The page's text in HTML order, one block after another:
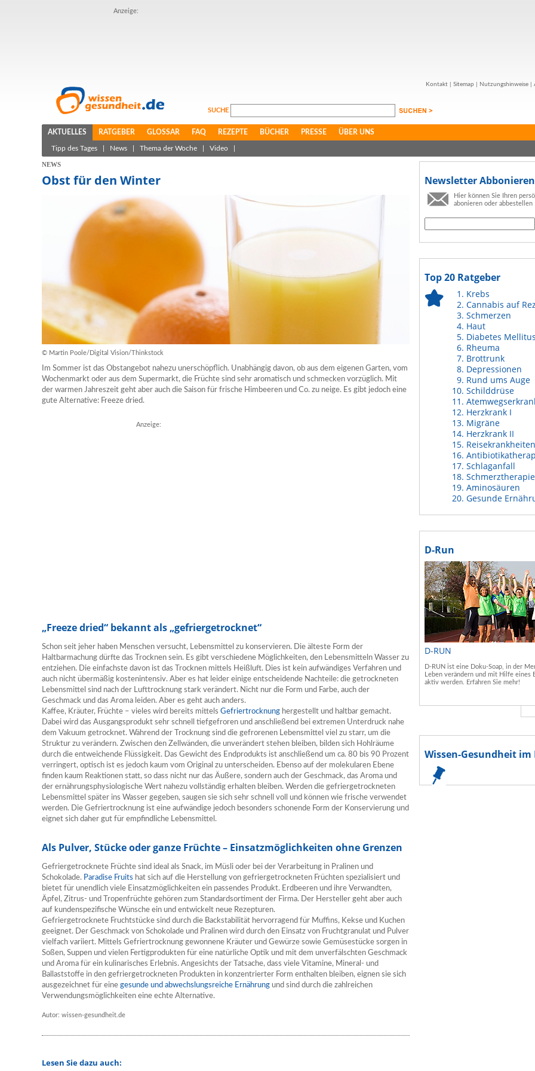
Anzeige:
Kontakt Sitemap Nutzungshinweise
SUCHE
AKTUELLES RATGEBER GLOSSAR FAQ REZEPTE BÜCHER PRESSE ÜBER UNS
Tipp des Tages News Thema der Woche Video
NEWS
Obst für den Winter
© Martin Poole/Digital Vision/Thinkstock
Im Sommer ist das Obstangebot nahezu unerschöpflich. Unabhängig davon, ob aus dem eigenen Garten, vom
Wochenmarkt oder aus dem Supermarkt, die Früchte sind sehr aromatisch und schmecken vorzüglich. Mit
der warmen Jahreszeit geht aber auch die Saison für frische Himbeeren und Co. zu neige. Es gibt jedoch eine
gute Alternative: Freeze dried.
Anzeige:
„Freeze dried“ bekannt als „gefriergetrocknet“
Schon seit jeher haben Menschen versucht, Lebensmittel zu konservieren. Die älteste Form der
Haltbarmachung dürfte das Trocknen sein. Es gibt verschiedene Möglichkeiten, den Lebensmitteln Wasser zu
entziehen. Die einfachste davon ist das Trocknen mittels Heißluft. Dies ist kein aufwändiges Verfahren und
auch nicht übermäßig kostenintensiv. Aber es hat leider einige entscheidende Nachteile: die getrockneten
Lebensmittel sind nach der Lufttrocknung stark verändert. Nicht nur die Form und Farbe, auch der
Geschmack und das Aroma leiden. Aber es geht auch anders.
Kaffee, Kräuter, Früchte – vieles wird bereits mittels Gefriertrocknung hergestellt und haltbar gemacht.
Dabei wird das Ausgangsprodukt sehr schnell tiefgefroren und anschließend bei extremen Unterdruck nahe
dem Vakuum getrocknet. Während der Trocknung sind die gefrorenen Lebensmittel viel zu starr, um die
Struktur zu verändern. Zwischen den Zellwänden, die unverändert stehen bleiben, bilden sich Hohlräume
durch die entweichende Flüssigkeit. Das Gewicht des Endprodukts ist anschließend um ca. 80 bis 90 Prozent
verringert, optisch ist es jedoch kaum vom Original zu unterscheiden. Ebenso auf der molekularen Ebene
finden kaum Reaktionen statt, so dass nicht nur das Äußere, sondern auch der Geschmack, das Aroma und
der ernährungsphysiologische Wert nahezu vollständig erhalten bleiben. Werden die gefriergetrockneten
Lebensmittel später ins Wasser gegeben, saugen sie sich sehr schnell voll und können wie frische verwendet
werden. Die Gefriertrocknung ist eine aufwändige jedoch besonders schonende Form der Konservierung und
eignet sich daher gut für empfindliche Lebensmittel.
Als Pulver, Stücke oder ganze Früchte – Einsatzmöglichkeiten ohne Grenzen
Gefriergetrocknete Früchte sind ideal als Snack, im Müsli oder bei der Verarbeitung in Pralinen und
Schokolade. Paradise Fruits hat sich auf die Herstellung von gefriergetrockneten Früchten spezialisiert und
bietet für unendlich viele Einsatzmöglichkeiten ein passendes Produkt. Erdbeeren und ihre Verwandten,
Äpfel, Zitrus- und Tropenfrüchte gehören zum Standardsortiment der Firma. Der Hersteller geht aber auch
auf kundenspezifische Wünsche ein und entwickelt neue Rezepturen.
Gefriergetrocknete Fruchtstücke sind durch die Backstabilität hervorragend für Muffins, Kekse und Kuchen
geeignet. Der Geschmack von Schokolade und Pralinen wird durch den Einsatz von Fruchtgranulat und Pulver
vielfach variiert. Mittels Gefriertrocknung gewonnene Kräuter und Gewürze sowie Gemüsestücke sorgen in
Soßen, Suppen und vielen Fertigprodukten für eine natürliche Optik und mit dem unverfälschten Geschmack
und Aroma für ein kulinarisches Erlebnis. Angesichts der Tatsache, dass viele Vitamine, Mineral- und
Ballaststoffe in den gefriergetrockneten Produkten in konzentrierter Form enthalten bleiben, eignen sie sich
ausgezeichnet für eine gesunde und abwechslungsreiche Ernährung und sind durch die zahlreichen
Verwendungsmöglichkeiten eine echte Alternative.
Autor: wissen-gesundheit.de
Lesen Sie dazu auch:
Newsletter Abbonieren
Hier können Sie Ihren
abonieren oder abbestellen
Top 20 Ratgeber
Krebs
Cannabis auf
Schmerzen
Haut
Diabetes
Rheuma
Brottrunk
Depressionen
Rund ums Auge
Schilddrüse
Herzkrank I
Migräne
Herzkrank II
Reisekrankheiten
Schlaganfall
Schmerztherapie
Aminosäuren
Gesunde
D-Run
D-RUN
D-RUN ist eine Doku-Soap, in der
Leben verändern und mit Hilfe eines
aktiv werden. Erfahren Sie mehr!
Wissen-Gesundheit im